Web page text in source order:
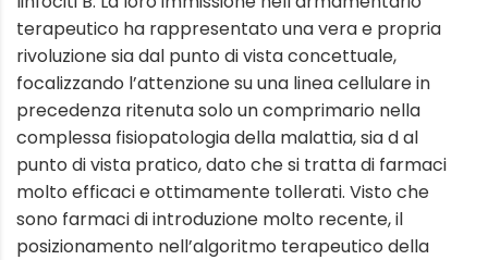
terapeutico ha rappresentato una vera e propria
rivoluzione sia dal punto di vista concettuale,
focalizzando l’attenzione su una linea cellulare in
precedenza ritenuta solo un comprimario nella
complessa fisiopatologia della malattia, sia d al
punto di vista pratico, dato che si tratta di farmaci
molto efficaci e ottimamente tollerati. Visto che
sono farmaci di introduzione molto recente, il
posizionamento nell’algoritmo terapeutico della